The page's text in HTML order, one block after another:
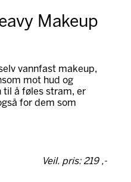
Makeup
vannfast makeup,
mot hud og
til å føles stram, er
for dem som
Veil. pris: 219 ,-